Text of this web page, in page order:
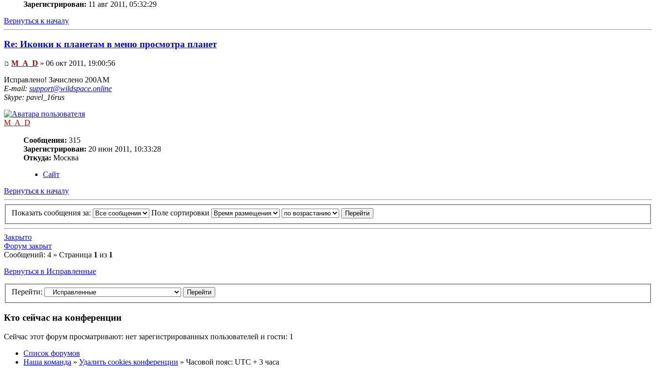
Зарегистрирован: 11 авг 2011, 05:32:29
Вернуться к началу
Re: Иконки к планетам в меню просмотра планет
M_A_D » 06 окт 2011, 19:00:56
Исправлено! Зачислено 200АМ
E-mail: support@wildspace.online
Skype: pavel_16rus
M_A_D
Сообщения: 315
Зарегистрирован: 20 июн 2011, 10:33:28
Откуда: Москва
Сайт
Вернуться к началу
Показать сообщения за: Поле сортировки
Закрыто
Форум закрыт
Сообщений: 4 » Страница 1 из 1
Вернуться в Исправленные
Перейти:
Кто сейчас на конференции
Сейчас этот форум просматривают: нет зарегистрированных пользователей и гости: 1
Список форумов
Наша команда » Удалить cookies конференции » Часовой пояс: UTC + 3 часа